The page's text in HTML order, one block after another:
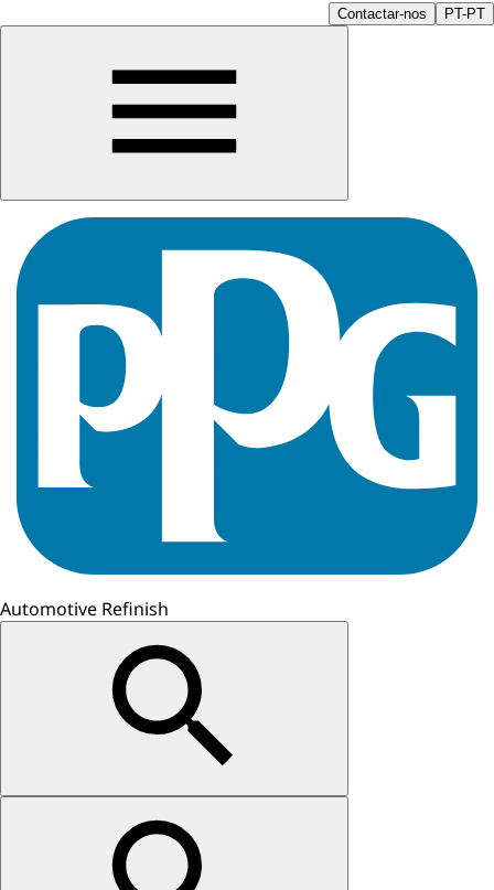
Contactar-nos PT-PT
Automotive Refinish